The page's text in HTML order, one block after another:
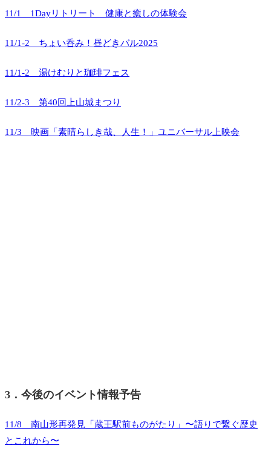
11/1 1Dayリトリート 健康と癒しの体験会
11/1-2 ちょい呑み！昼どきバル2025
11/1-2 湯けむりと珈琲フェス
11/2-3 第40回上山城まつり
11/3 映画「素晴らしき哉、人生！」ユニバーサル上映会
3．今後のイベント情報予告
11/8 南山形再発見「蔵王駅前ものがたり」〜語りで繋ぐ歴史
とこれから〜